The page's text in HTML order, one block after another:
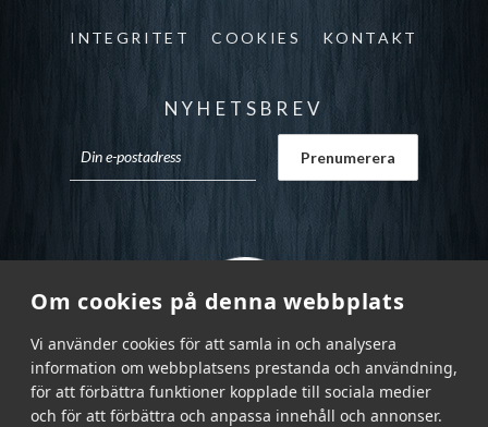
Om cookies på denna webbplats
Vi använder cookies för att samla in och analysera
information om webbplatsens prestanda och användning,
för att förbättra funktioner kopplade till sociala medier
och för att förbättra och anpassa innehåll och annonser.
INTEGRITET COOKIES KONTAKT
NYHETSBREV